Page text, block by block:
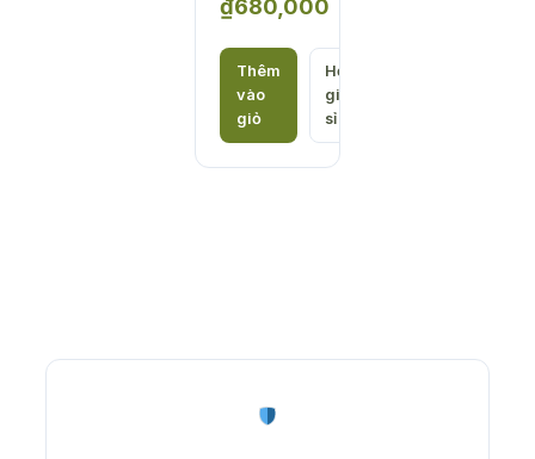
₫680,000
giá:
từ
₫170,000
Thêm
vào
giỏ
Hỏi
giá
sỉ